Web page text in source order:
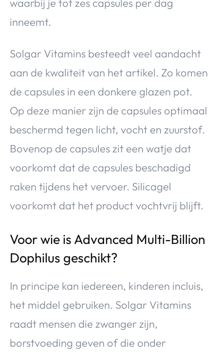
waarbij je tot zes capsules per dag
inneemt.
Solgar Vitamins besteedt veel aandacht
aan de kwaliteit van het artikel. Zo komen
de capsules in een donkere glazen pot.
Op deze manier zijn de capsules optimaal
beschermd tegen licht, vocht en zuurstof.
Bovenop de capsules zit een watje dat
voorkomt dat de capsules beschadigd
raken tijdens het vervoer. Silicagel
voorkomt dat het product vochtvrij blijft.
Voor wie is Advanced Multi-Billion
Dophilus geschikt?
In principe kan iedereen, kinderen incluis,
het middel gebruiken. Solgar Vitamins
raadt mensen die zwanger zijn,
borstvoeding geven of die onder